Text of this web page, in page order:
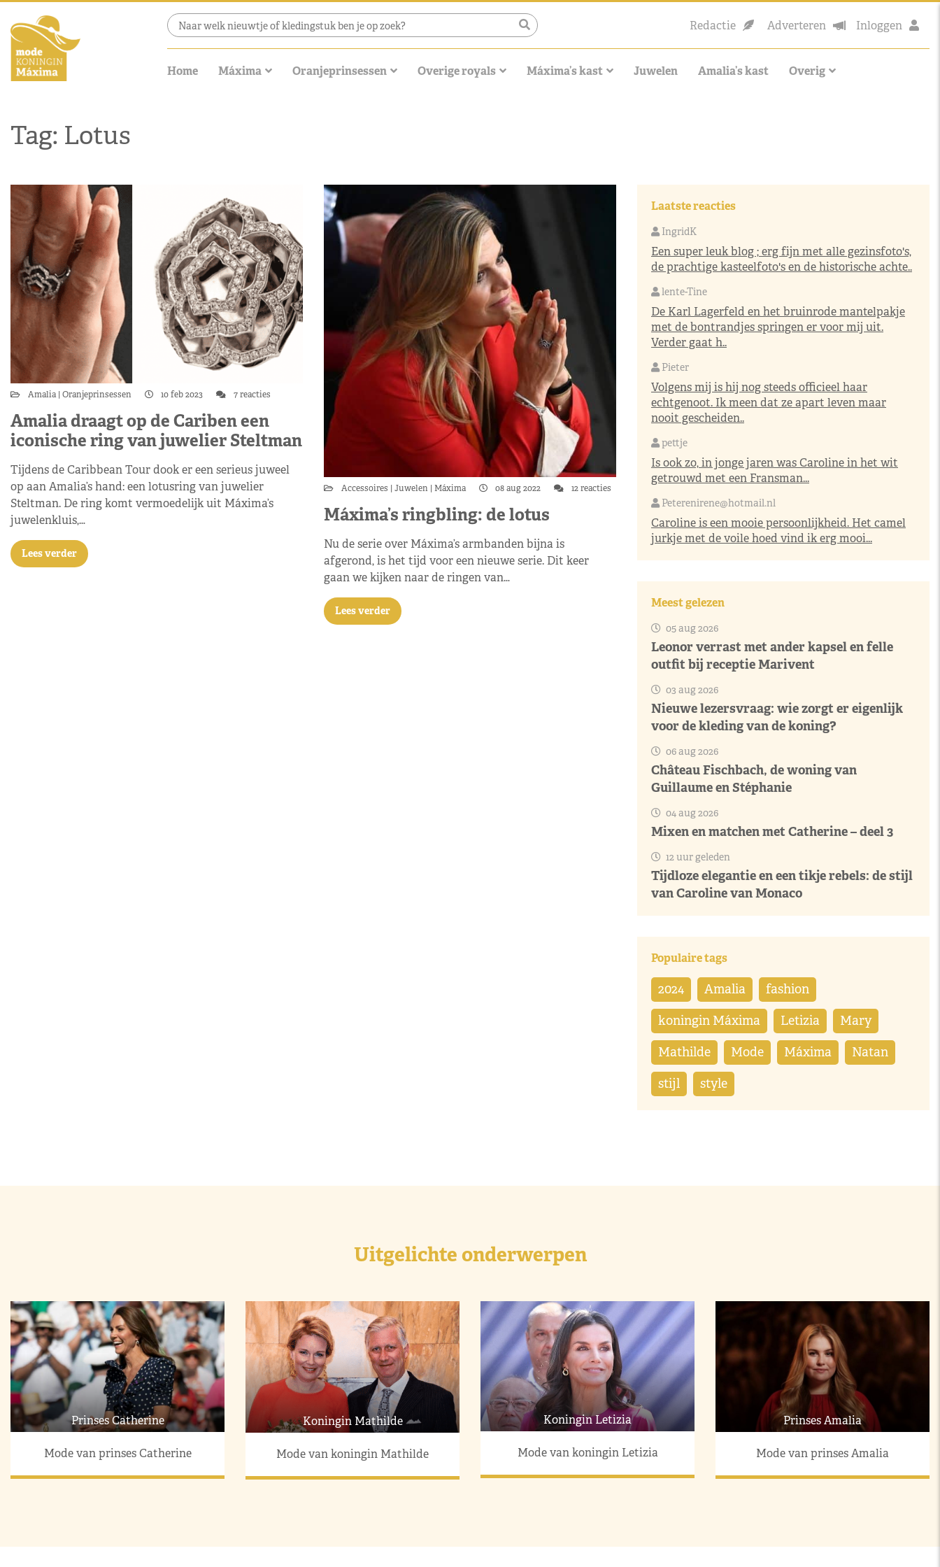
Redactie Adverteren Inloggen
Home Máxima Oranjeprinsessen Overige royals Máxima’s kast Juwelen Amalia’s kast Overig
Tag: Lotus
Amalia Oranjeprinsessen 10 feb 2023 7 reacties
Amalia draagt op de Cariben een
iconische ring van juwelier Steltman
Tijdens de Caribbean Tour dook er een serieus juweel
op aan Amalia’s hand: een lotusring van juwelier
Steltman. De ring komt vermoedelijk uit Máxima’s
juwelenkluis,…
Lees verder
Accessoires Juwelen Máxima 08 aug 2022 12 reacties
Máxima’s ringbling: de lotus
Nu de serie over Máxima’s armbanden bijna is
afgerond, is het tijd voor een nieuwe serie. Dit keer
gaan we kijken naar de ringen van…
Lees verder
Laatste reacties
IngridK
Een super leuk blog ; erg fijn met alle gezinsfoto's,
de prachtige kasteelfoto's en de historische achte..
lente-Tine
De Karl Lagerfeld en het bruinrode mantelpakje
met de bontrandjes springen er voor mij uit.
Verder gaat h..
Pieter
Volgens mij is hij nog steeds officieel haar
echtgenoot. Ik meen dat ze apart leven maar
nooit gescheiden..
pettje
Is ook zo, in jonge jaren was Caroline in het wit
getrouwd met een Fransman...
Peterenirene@hotmail.nl
Caroline is een mooie persoonlijkheid. Het camel
jurkje met de voile hoed vind ik erg mooi...
Meest gelezen
05 aug 2026
Leonor verrast met ander kapsel en felle
outfit bij receptie Marivent
03 aug 2026
Nieuwe lezersvraag: wie zorgt er eigenlijk
voor de kleding van de koning?
06 aug 2026
Château Fischbach, de woning van
Guillaume en Stéphanie
04 aug 2026
Mixen en matchen met Catherine – deel 3
12 uur geleden
Tijdloze elegantie en een tikje rebels: de stijl
van Caroline van Monaco
Populaire tags
2024 Amalia fashion
koningin Máxima Letizia Mary
Mathilde Mode Máxima Natan
stijl style
Uitgelichte onderwerpen
Prinses Catherine
Mode van prinses Catherine
Koningin Mathilde
Mode van koningin Mathilde
Koningin Letizia
Mode van koningin Letizia
Prinses Amalia
Mode van prinses Amalia